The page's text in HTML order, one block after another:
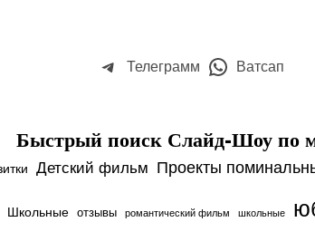
Телеграмм Ватсап
Быстрый поиск Слайд-Шоу по
Детский фильм Проекты
Школьные отзывы романтический фильм школьные